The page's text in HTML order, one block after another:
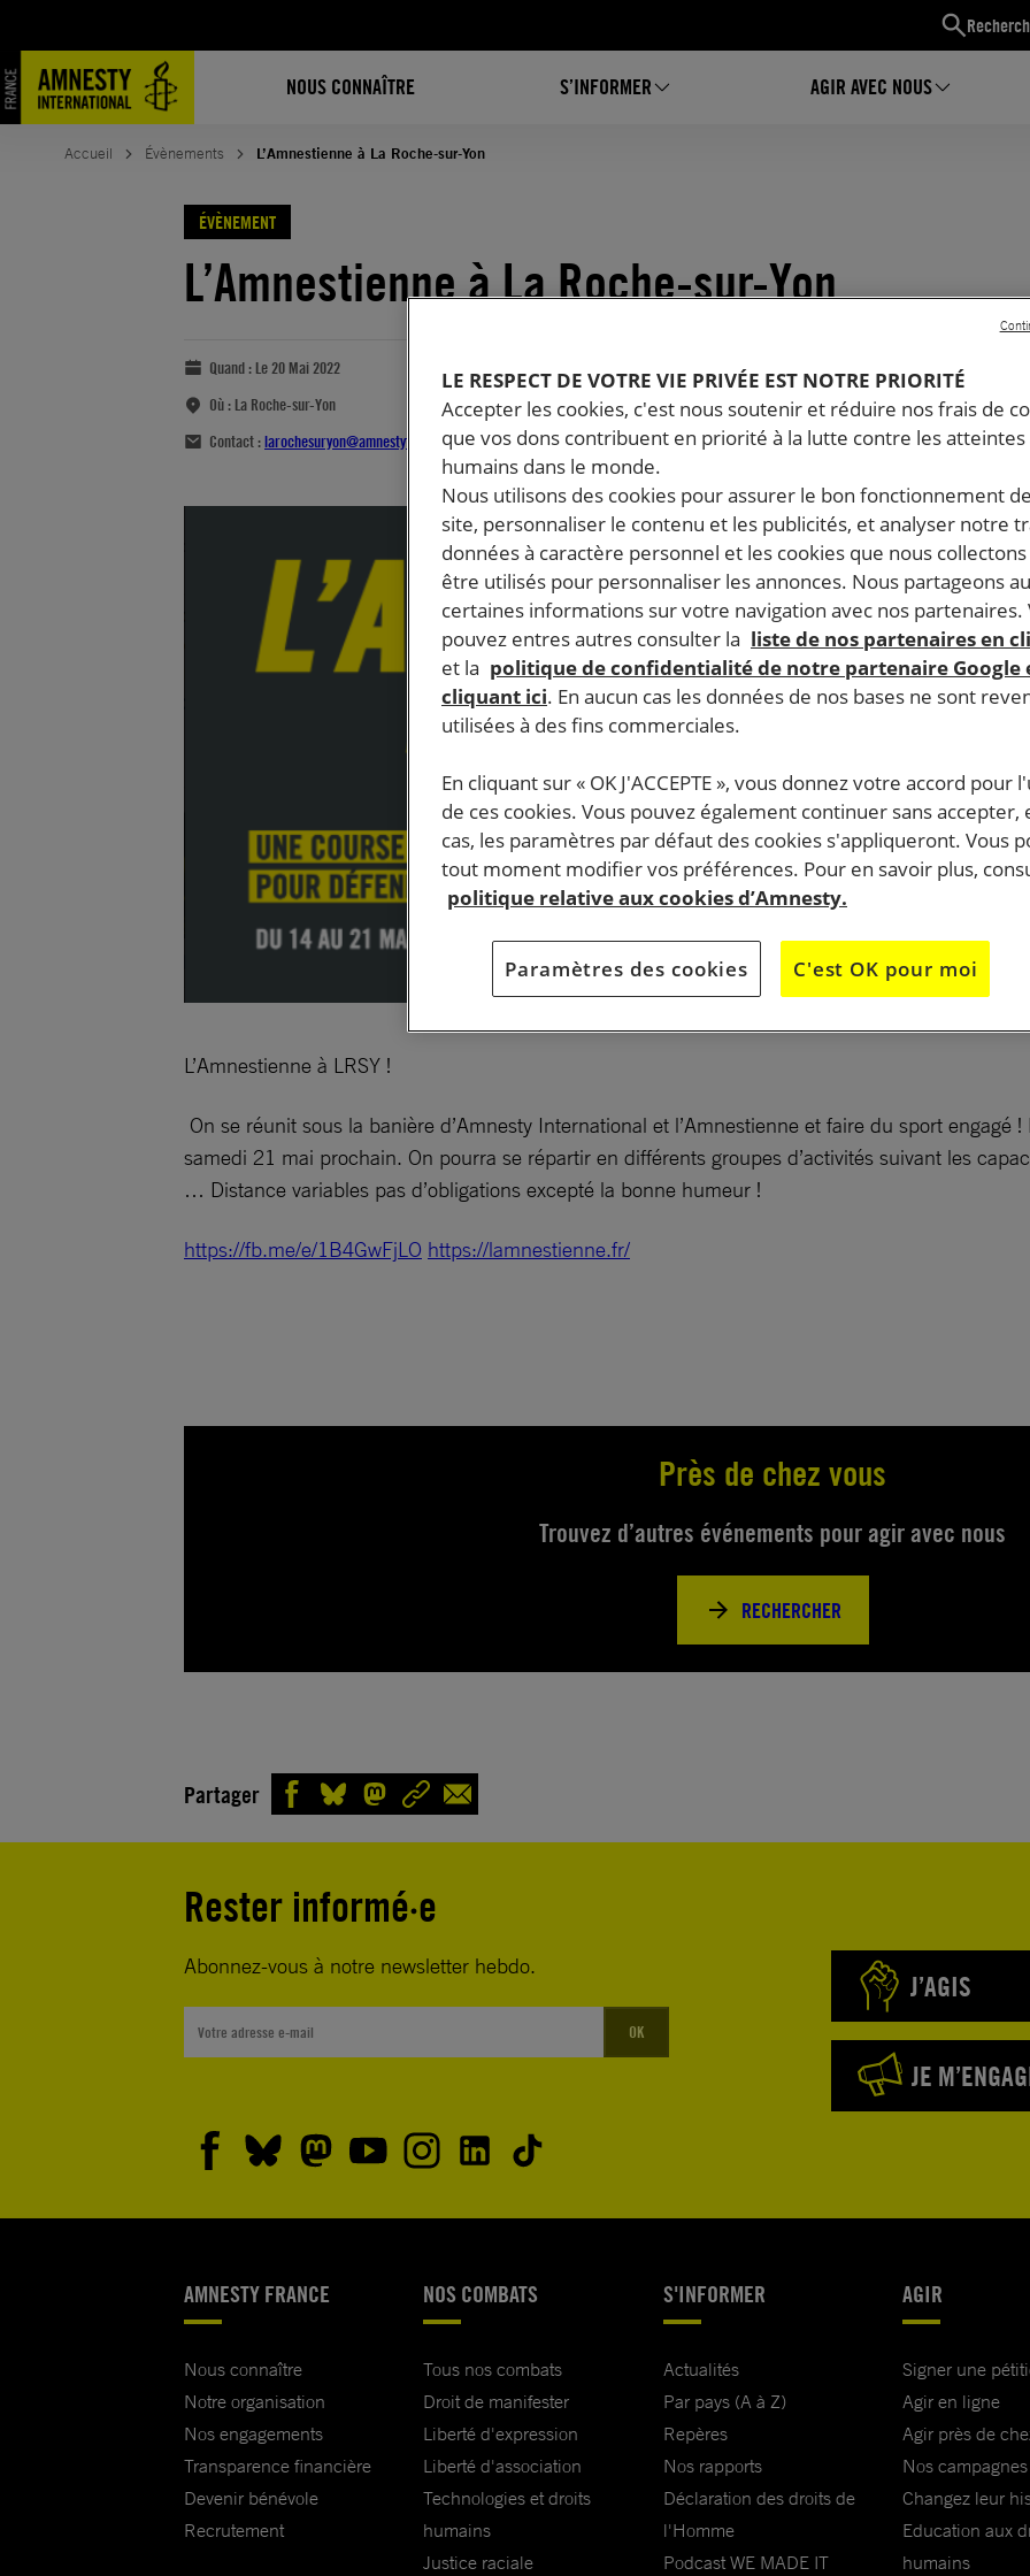
NOUS CONNAÎTRE S’INFORMER AGIR AVEC NOUS
Accueil Évènements L’Amnestienne à La Roche-sur-Yon
ÉVÈNEMENT
L’Amnestienne à La Roche-sur-Yon
Quand : Le 20 Mai 2022
Où : La Roche-sur-Yon
Contact :larochesuryon@amnestyfrance.fr
L’Amnestienne à LRSY !
On se réunit sous la banière d’Amnesty International et l’Amnestienne et faire du sport engagé
samedi 21 mai prochain. On pourra se répartir en différents groupes d’activités suivant les
… Distance variables pas d’obligations excepté la bonne humeur !
https://fb.me/e/1B4GwFjLO https://lamnestienne.fr/
Près de chez vous
Trouvez d’autres événements pour agir avec nous
RECHERCHER
Partager
Rester informé·e
Abonnez-vous à notre newsletter hebdo.
OK
J’AGIS
JE
AMNESTY FRANCE
Nous connaître
Notre organisation
Nos engagements
Transparence financière
Devenir bénévole
Recrutement
NOS COMBATS
Tous nos combats
Droit de manifester
Liberté d'expression
Liberté d'association
Technologies et droits
humains
Justice raciale
S'INFORMER
Actualités
Par pays (A à Z)
Repères
Nos rapports
Déclaration des droits de
l'Homme
Podcast WE MADE IT
AGIR
Signer une
Agir en ligne
Agir près de
Nos campagnes
Changez leur
Education aux
humains
LE RESPECT DE VOTRE VIE PRIVÉE EST NOTRE PRIORITÉ
Accepter les cookies, c'est nous soutenir et réduire nos frais de
que vos dons contribuent en priorité à la lutte contre les
humains dans le monde.
Nous utilisons des cookies pour assurer le bon fonctionnement
site, personnaliser le contenu et les publicités, et analyser notre
données à caractère personnel et les cookies que nous
être utilisés pour personnaliser les annonces. Nous partageons
certaines informations sur votre navigation avec nos partenaires.
pouvez entres autres consulter la liste de nos partenaires en
et la politique de confidentialité de notre partenaire Google
cliquant ici. En aucun cas les données de nos bases ne sont
utilisées à des fins commerciales.
En cliquant sur « OK J'ACCEPTE », vous donnez votre accord pour
de ces cookies. Vous pouvez également continuer sans accepter,
cas, les paramètres par défaut des cookies s'appliqueront. Vous
tout moment modifier vos préférences. Pour en savoir plus,
politique relative aux cookies d’Amnesty.
Paramètres des cookies C'est OK pour moi